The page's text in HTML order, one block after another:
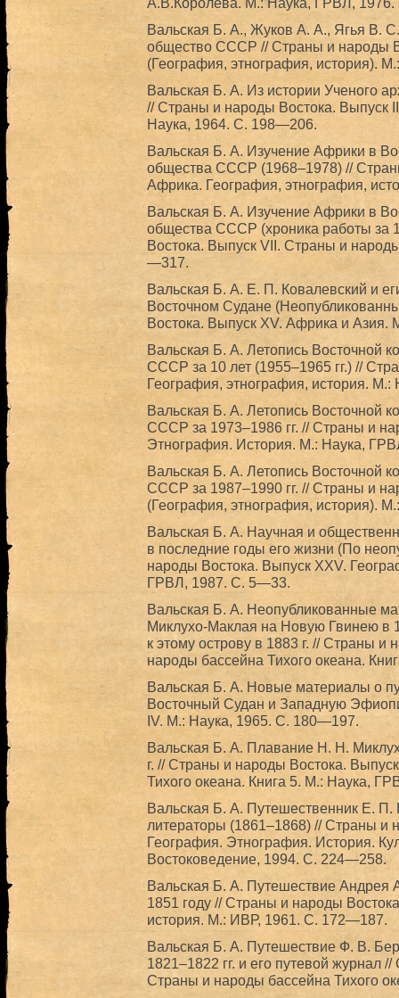
Вальская Б. А., Жуков А. А., Ягья В.
общество СССР // Страны и народы
(География, этнография, история).
Вальская Б. А. Из истории Ученого
// Страны и народы Востока. Выпуск
Наука, 1964. С. 198—206.
Вальская Б. А. Изучение Африки в
общества СССР (1968–1978) //
Африка. География, этнография,
Вальская Б. А. Изучение Африки в
общества СССР (хроника работы за
Востока. Выпуск VII. Страны и
—317.
Вальская Б. А. Е. П. Ковалевский и
Восточном Судане
Востока. Выпуск XV. Африка и
Вальская Б. А. Летопись Восточной
СССР за 10 лет (1955–1965 гг.) //
География, этнография, история.
Вальская Б. А. Летопись Восточной
СССР за 1973–1986 гг. // Страны и
Этнография. История. М.: Наука,
Вальская Б. А. Летопись Восточной
СССР за 1987–1990 гг. // Страны и
(География, этнография, история).
Вальская Б. А. Научная и
в последние годы его жизни (По
народы Востока. Выпуск XXV.
ГРВЛ, 1987. С. 5—33.
Вальская Б. А. Неопубликованные
Миклухо-Маклая на Новую Гвинею в
к этому острову в 1883 г. // Страны
народы бассейна Тихого океана.
Вальская Б. А. Новые материалы о
Восточный Судан и Западную
IV. М.: Наука, 1965. С. 180—197.
Вальская Б. А. Плавание Н. Н.
г. // Страны и народы Востока.
Тихого океана. Книга 5. М.: Наука,
Вальская Б. А. Путешественник Е. П.
литераторы (1861–1868) // Страны и
География. Этнография. История.
Востоковедение, 1994. С. 224—258.
Вальская Б. А. Путешествие Андрея
1851 году // Страны и народы
история. М.: ИВР, 1961. С. 172—187.
Вальская Б. А. Путешествие Ф. В.
1821–1822 гг. и его путевой журнал
Страны и народы бассейна Тихого